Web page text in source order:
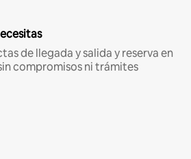
de llegada y salida y reserva en
compromisos ni trámites